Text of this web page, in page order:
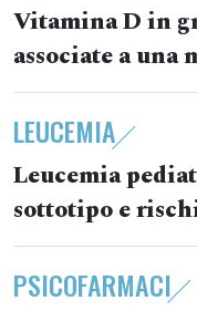
Vitamina D in
associate a
LEUCEMIA
Leucemia
sottotipo e
PSICOFARMACI